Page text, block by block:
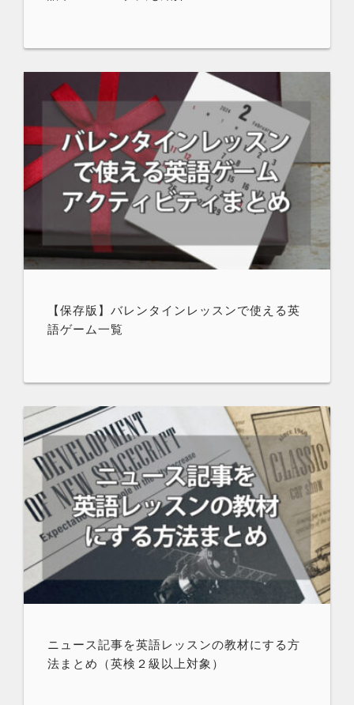
【保存版】バレンタインレッスンで使える英
語ゲーム一覧
ニュース記事を英語レッスンの教材にする方
法まとめ（英検２級以上対象）